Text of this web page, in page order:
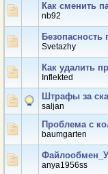
Как сменить
nb92
Svetazhy
Как удалить
Inflekted
Штрафы за
saljan
Проблема с
baumgarten
anya1956ss